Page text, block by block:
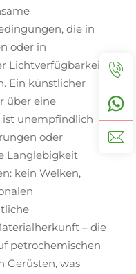
die in
oder in
Lichtverfügbarkeit
Ein künstlicher
über eine
ist unempfindlich
oder
Langlebigkeit
kein Welken,
– die
petrochemischen
Gerüsten, was